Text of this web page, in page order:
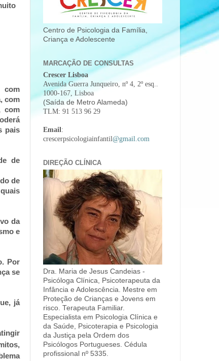
com
com
com
pais
de
de
da
e
Por
se
já
Centro de Psicologia da Família,
Criança e Adolescente
MARCAÇÃO DE CONSULTAS
Crescer Lisboa
Avenida Guerra Junqueiro, nº 4, 2º esq..
1000-167, Lisboa
(Saída de Metro Alameda)
TLM: 91 513 96 29
Email:
crescerpsicologiainfantil@gmail.com
DIREÇÃO CLÍNICA
Dra. Maria de Jesus Candeias -
Psicóloga Clínica, Psicoterapeuta da
Infância e Adolescência. Mestre em
Proteção de Crianças e Jovens em
risco. Terapeuta Familiar.
Especialista em Psicologia Clínica e
da Saúde, Psicoterapia e Psicologia
da Justiça pela Ordem dos
Psicólogos Portugueses. Cédula
profissional nº 5335.